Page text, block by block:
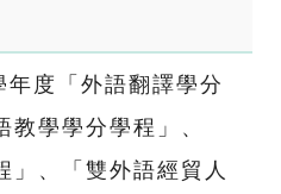
度「外語翻譯學分
學學分學程」、
」、「雙外語經貿人